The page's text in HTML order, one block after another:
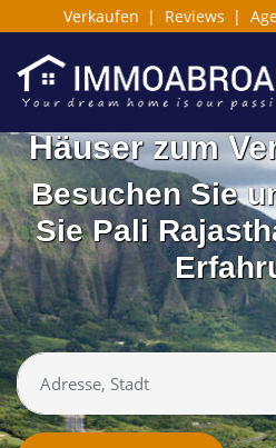
Verkaufen | Reviews |
Häuser zum
Besuchen Sie
Sie Pali